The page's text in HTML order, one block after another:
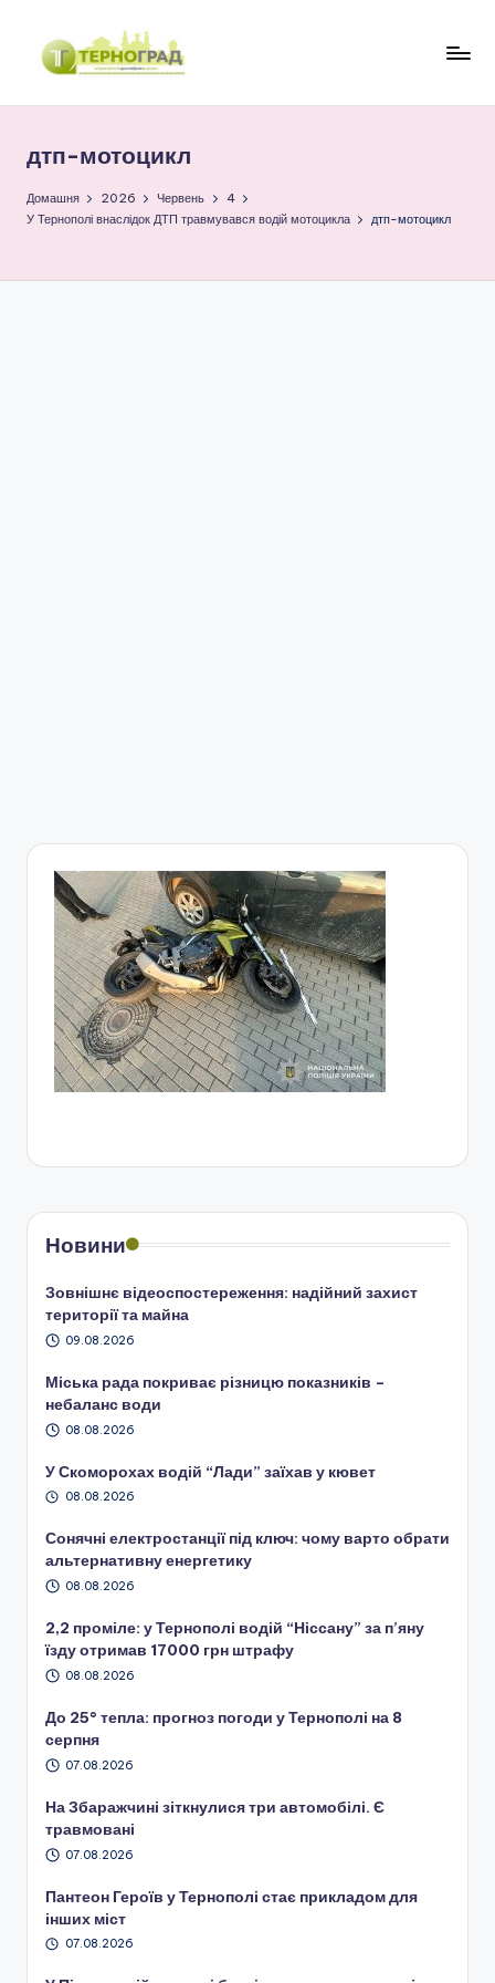
Перейти
р
н
г
дтп-мотоцикл
Домашня 2026 Червень
4
У Тернополі внаслідок ДТП травмувався водій мотоцикла
дтп-мотоцикл
Новини
Зовнішнє відеоспостереження: надійний захист
території та майна
09.08.2026
Міська рада покриває різницю показників –
небаланс води
08.08.2026
У Скоморохах водій “Лади” заїхав у кювет
08.08.2026
Сонячні електростанції під ключ: чому варто обрати
альтернативну енергетику
08.08.2026
2,2 проміле: у Тернополі водій “Ніссану” за п’яну
їзду отримав 17000 грн штрафу
08.08.2026
До 25° тепла: прогноз погоди у Тернополі на 8
серпня
07.08.2026
На Збаражчині зіткнулися три автомобілі. Є
травмовані
07.08.2026
Пантеон Героїв у Тернополі стає прикладом для
інших міст
07.08.2026